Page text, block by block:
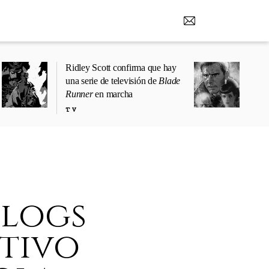
Ridley Scott confirma que hay
una serie de televisión de Blade
Runneren marcha
TV